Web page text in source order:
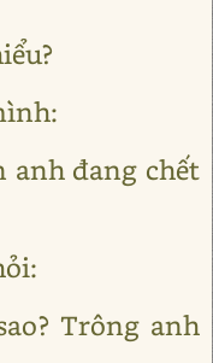
anh đang chết
Trông anh